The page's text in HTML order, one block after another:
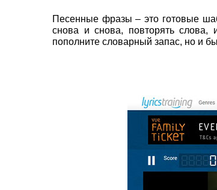
Песенные фразы – это готовые
снова и снова, повторять слова,
пополните словарный запас, но и